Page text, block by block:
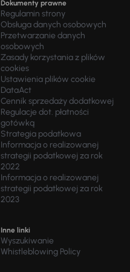
Dokumenty prawne
Regulamin strony
Obsługa danych osobowych
Przetwarzanie danych
osobowych
Zasady korzystania z plików
cookies
Ustawienia plików cookie
DataAct
Cennik sprzedaży dodatkowej
Regulacje dot. płatności
gotówką
Strategia podatkowa
Informacja o realizowanej
strategii podatkowej za rok
2022
Informacja o realizowanej
strategii podatkowej za rok
2023
Inne linki
Wyszukiwanie
Whistleblowing Policy